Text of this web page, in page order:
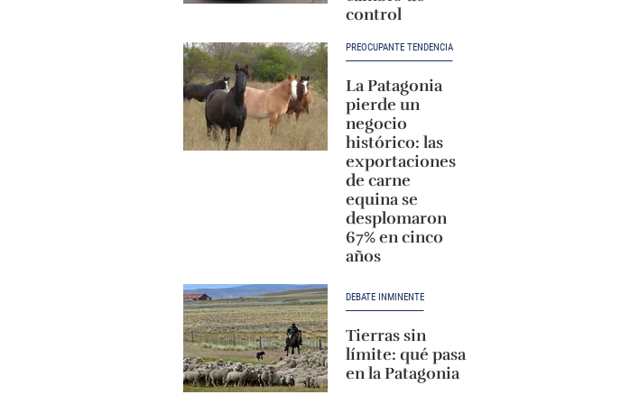
control
PREOCUPANTE TENDENCIA
La Patagonia
pierde un
negocio
histórico: las
exportaciones
de carne
equina se
desplomaron
67% en cinco
años
DEBATE INMINENTE
Tierras sin
límite: qué pasa
en la Patagonia